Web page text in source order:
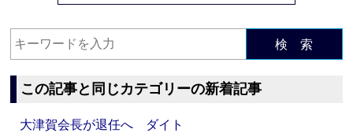
検 索
この記事と同じカテゴリーの新着記事
大津賀会長が退任へ ダイト